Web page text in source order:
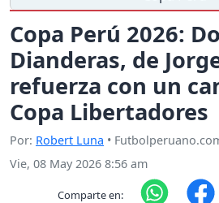
Copa Perú 2026:
Dianderas, de
refuerza con un
Copa Libertadores
Por: Robert Luna •
Vie, 08 May 2026 8:56 am
Comparte en: